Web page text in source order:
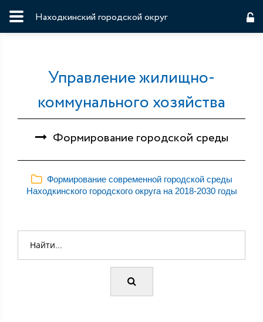
Находкинский городской округ
Управление жилищно-
коммунального хозяйства
Формирование городской среды
Формирование современной городской среды
Находкинского городского округа на 2018-2030 годы